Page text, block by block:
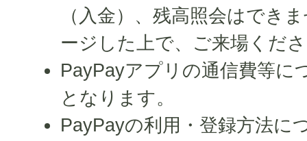
（入金）、残高照会はでき
ージした上で、ご来場くだ
PayPayアプリの通信費等に
となります。
PayPayの利用・登録方法に